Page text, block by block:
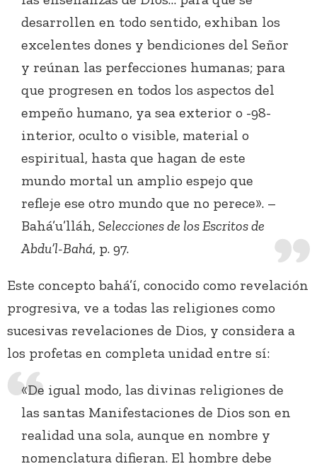
desarrollen en todo sentido, exhiban los
excelentes dones y bendiciones del Señor
y reúnan las perfecciones humanas; para
que progresen en todos los aspectos del
empeño humano, ya sea exterior o -98-
interior, oculto o visible, material o
espiritual, hasta que hagan de este
mundo mortal un amplio espejo que
refleje ese otro mundo que no perece». –
Bahá’u’lláh, Selecciones de los Escritos de
Abdu’l-Bahá, p. 97.
Este concepto bahá’í, conocido como revelación
progresiva, ve a todas las religiones como
sucesivas revelaciones de Dios, y considera a
los profetas en completa unidad entre sí:
«De igual modo, las divinas religiones de
las santas Manifestaciones de Dios son en
realidad una sola, aunque en nombre y
nomenclatura difieran. El hombre debe